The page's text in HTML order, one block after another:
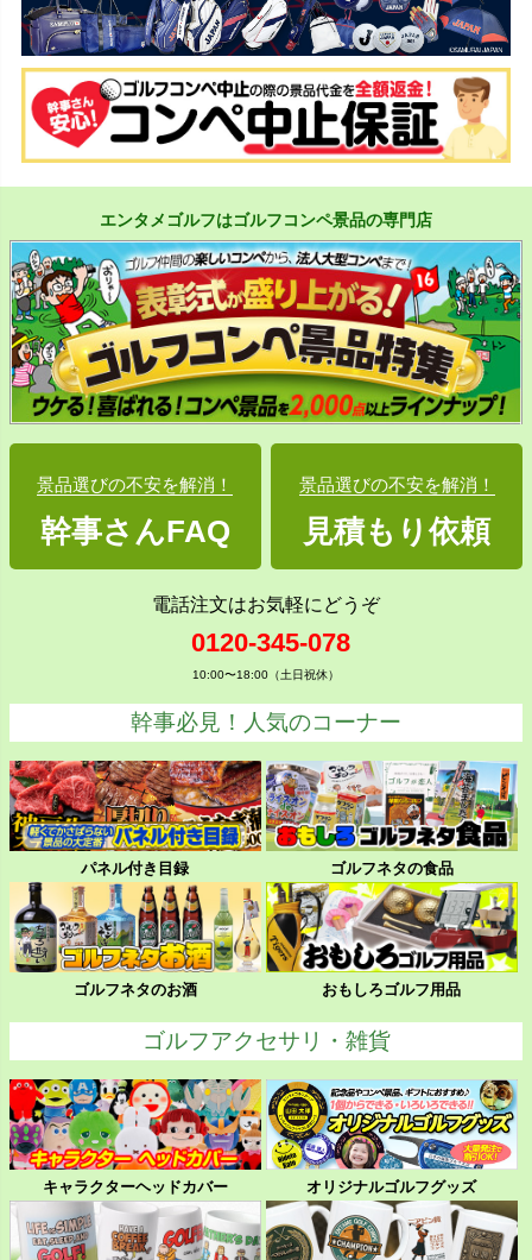
エンタメゴルフはゴルフコンペ景品の専門店
景品選びの不安を解消！
幹事さんFAQ
景品選びの不安を解消！
見積もり依頼
電話注文はお気軽にどうぞ
0120-345-078
10:00〜18:00（土日祝休）
幹事必見！人気のコーナー
パネル付き目録 ゴルフネタの食品
ゴルフネタのお酒 おもしろゴルフ用品
ゴルフアクセサリ・雑貨
キャラクターヘッドカバー オリジナルゴルフグッズ